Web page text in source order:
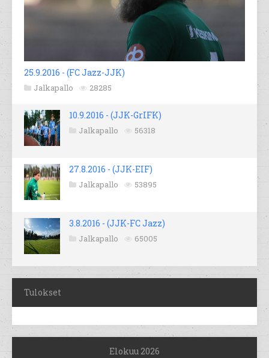
25.9.2016 - (FC Jazz-JJK)
Jalkapallo 28285
10.9.2016 - (JJK-GrIFK)
Jalkapallo 56318
27.8.2016 - (JJK-EIF)
Jalkapallo 53895
3.8.2016 - (JJK-FC Jazz)
Jalkapallo 65005
Tulokset
Elokuu 2026